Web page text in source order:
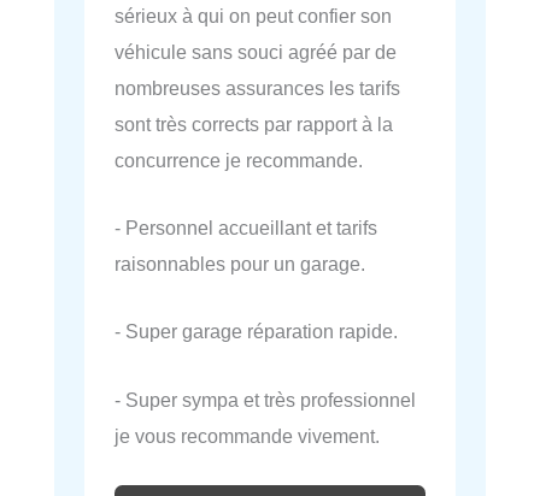
sérieux à qui on peut confier son
véhicule sans souci agréé par de
nombreuses assurances les tarifs
sont très corrects par rapport à la
concurrence je recommande.
- Personnel accueillant et tarifs
raisonnables pour un garage.
- Super garage réparation rapide.
- Super sympa et très professionnel
je vous recommande vivement.